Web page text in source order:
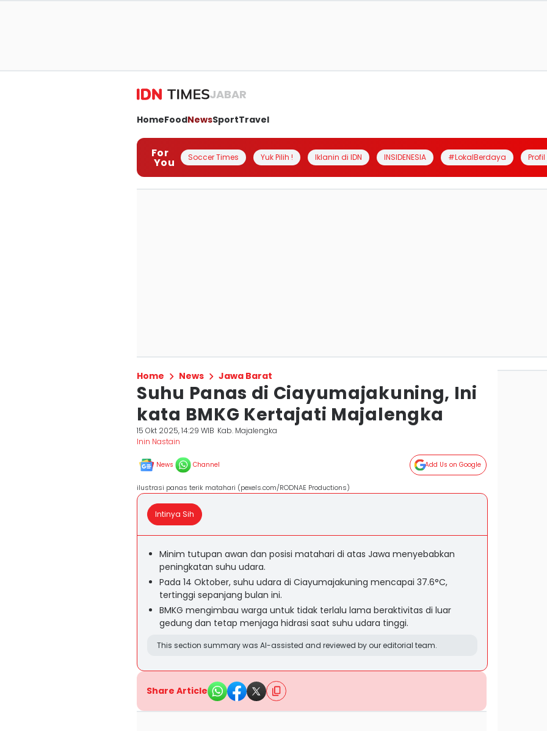
JABAR
HomeFoodNewsSportTravel
For
You Soccer Times Yuk Pilih ! Iklanin di IDN INSIDENESIA #LokalBerdaya
Home News Jawa Barat
Suhu Panas di Ciayumajakuning, Ini
kata BMKG Kertajati Majalengka
15 Okt 2025, 14:29 WIB Kab. Majalengka
Inin Nastain
News Channel Add Us on Google
ilustrasi panas terik matahari (pexels.com/RODNAE Productions)
Intinya Sih
Minim tutupan awan dan posisi matahari di atas Jawa menyebabkan
peningkatan suhu udara.
Pada 14 Oktober, suhu udara di Ciayumajakuning mencapai 37.6°C,
tertinggi sepanjang bulan ini.
BMKG mengimbau warga untuk tidak terlalu lama beraktivitas di luar
gedung dan tetap menjaga hidrasi saat suhu udara tinggi.
This section summary was AI-assisted and reviewed by our editorial team.
Share Article